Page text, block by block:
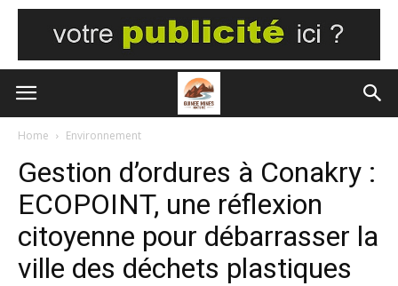
Home Environnement
Gestion d’ordures à Conakry :
ECOPOINT, une réflexion
citoyenne pour débarrasser la
ville des déchets plastiques